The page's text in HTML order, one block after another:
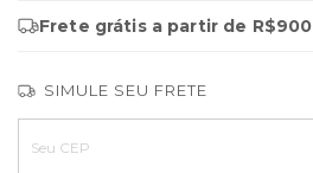
Frete grátis a partir de
SIMULE SEU FRETE
Entregas para o CEP: